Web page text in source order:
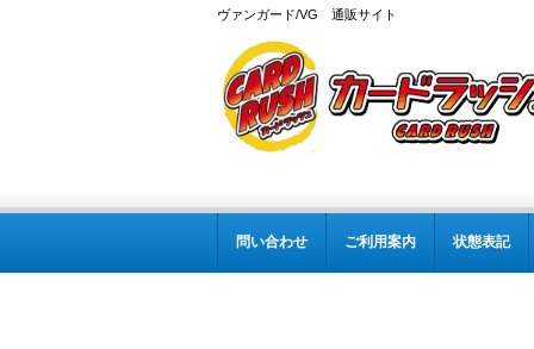
ヴァンガード/VG 通販サイト
問い合わせ ご利用案内 状態表記